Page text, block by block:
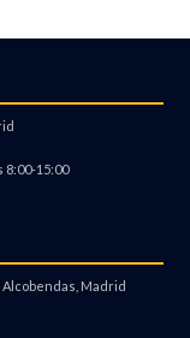
de Usuario
8:00-15:00
Alcobendas, Madrid